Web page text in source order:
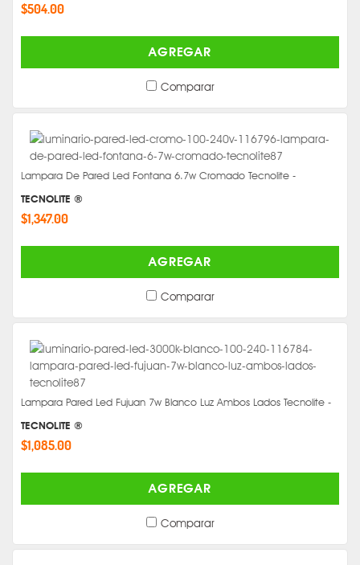
$504.00
AGREGAR
Comparar
Lampara De Pared Led Fontana 6.7w Cromado Tecnolite -
TECNOLITE ®
$1,347.00
AGREGAR
Comparar
Lampara Pared Led Fujuan 7w Blanco Luz Ambos Lados Tecnolite -
TECNOLITE ®
$1,085.00
AGREGAR
Comparar